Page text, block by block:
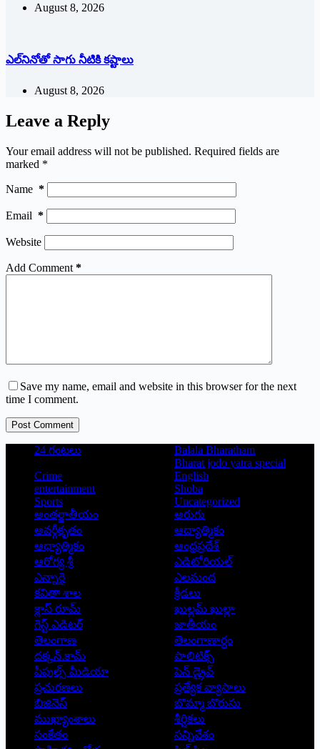
August 8, 2026
ఎల్‌నినోతో సాగు నీటికి కష్టాలు
August 8, 2026
Leave a Reply
Your email address will not be published. Required fields are
marked *
Name *
Email *
Website
Add Comment *
Save my name, email and website in this browser for the next
time I comment.
Post Comment
24 గంటలు
Balala Bharatham
Bharat jodo yatra special
Crime
English
entertainment
Shoba
Sports
Uncategorized
అంతర్జాతీయం
అరుగు
అవర్గీకృతం
ఆద్యాత్మికం
ఆధ్యాత్మికం
ఆంధ్రప్రదేశ్
ఆరోగ్య శ్రీ
ఎడిటోరియల్
ఎన్నారై
ఎలమంద
కవితా శాల
క్రీడలు
క్లాస్ రూమ్
ఖుల్లమ్ ఖుల్లా
గెస్ట్ ఎడిటర్
జాతీయం
తెలంగాణ
తెలంగాణార్థం
దక్కన్.కామ్
పాలిటిక్స్
పీపుల్స్ ‌మీడియా
పెన్ డ్రైవ్
ప్రచురణలు
ప్రత్యేక వ్యాసాలు
బిజినెస్
బొమ్మా బొరుసు
ముఖ్యాంశాలు
శీర్షికలు
సంకేతం
సన్నివేశం